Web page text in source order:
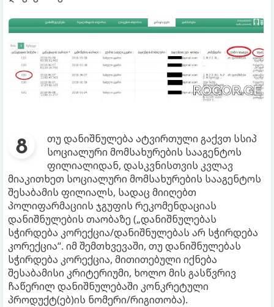
თუ დანიშნულება ატვირთული გაქვთ სსიპ
სოციალური მომსახურების სააგენტოს
ფილიალიდან, დასკვნისთვის კვლავ
მიაკითხეთ სოციალური მომსახურების სააგენტოს
შესაბამის ფილიალს, სადაც მიიღებთ
პოლიფარმაციის ჯგუფის რეკომენდაციას
დანიშნულების თაობაზე („დანიშნულებას
სჭირდება კორექცია/დანიშნულებას არ სჭირდება
კორექცია“. იმ შემთხვევაში, თუ დანიშნულებას
სჭირდება კორექცია, მითითებული იქნება
შესაბამისი კრიტერიუმი, ხოლო მის გასწვრივ
ჩაწერილ დანიშნულებაში კონკრეტული
პროდუქტ(ებ)ის ნომერი/რიგითობა).